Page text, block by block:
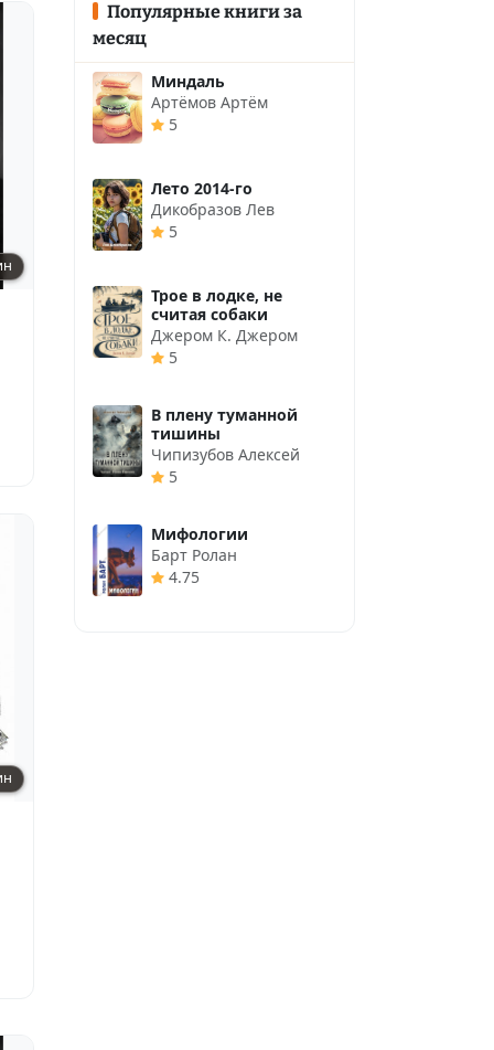
Популярные книги за
месяц
Миндаль
Артёмов Артём
5
Лето 2014-го
Дикобразов Лев
5
Трое в лодке, не
считая собаки
Джером К. Джером
5
В плену туманной
тишины
Чипизубов Алексей
5
Мифологии
Барт Ролан
4.75